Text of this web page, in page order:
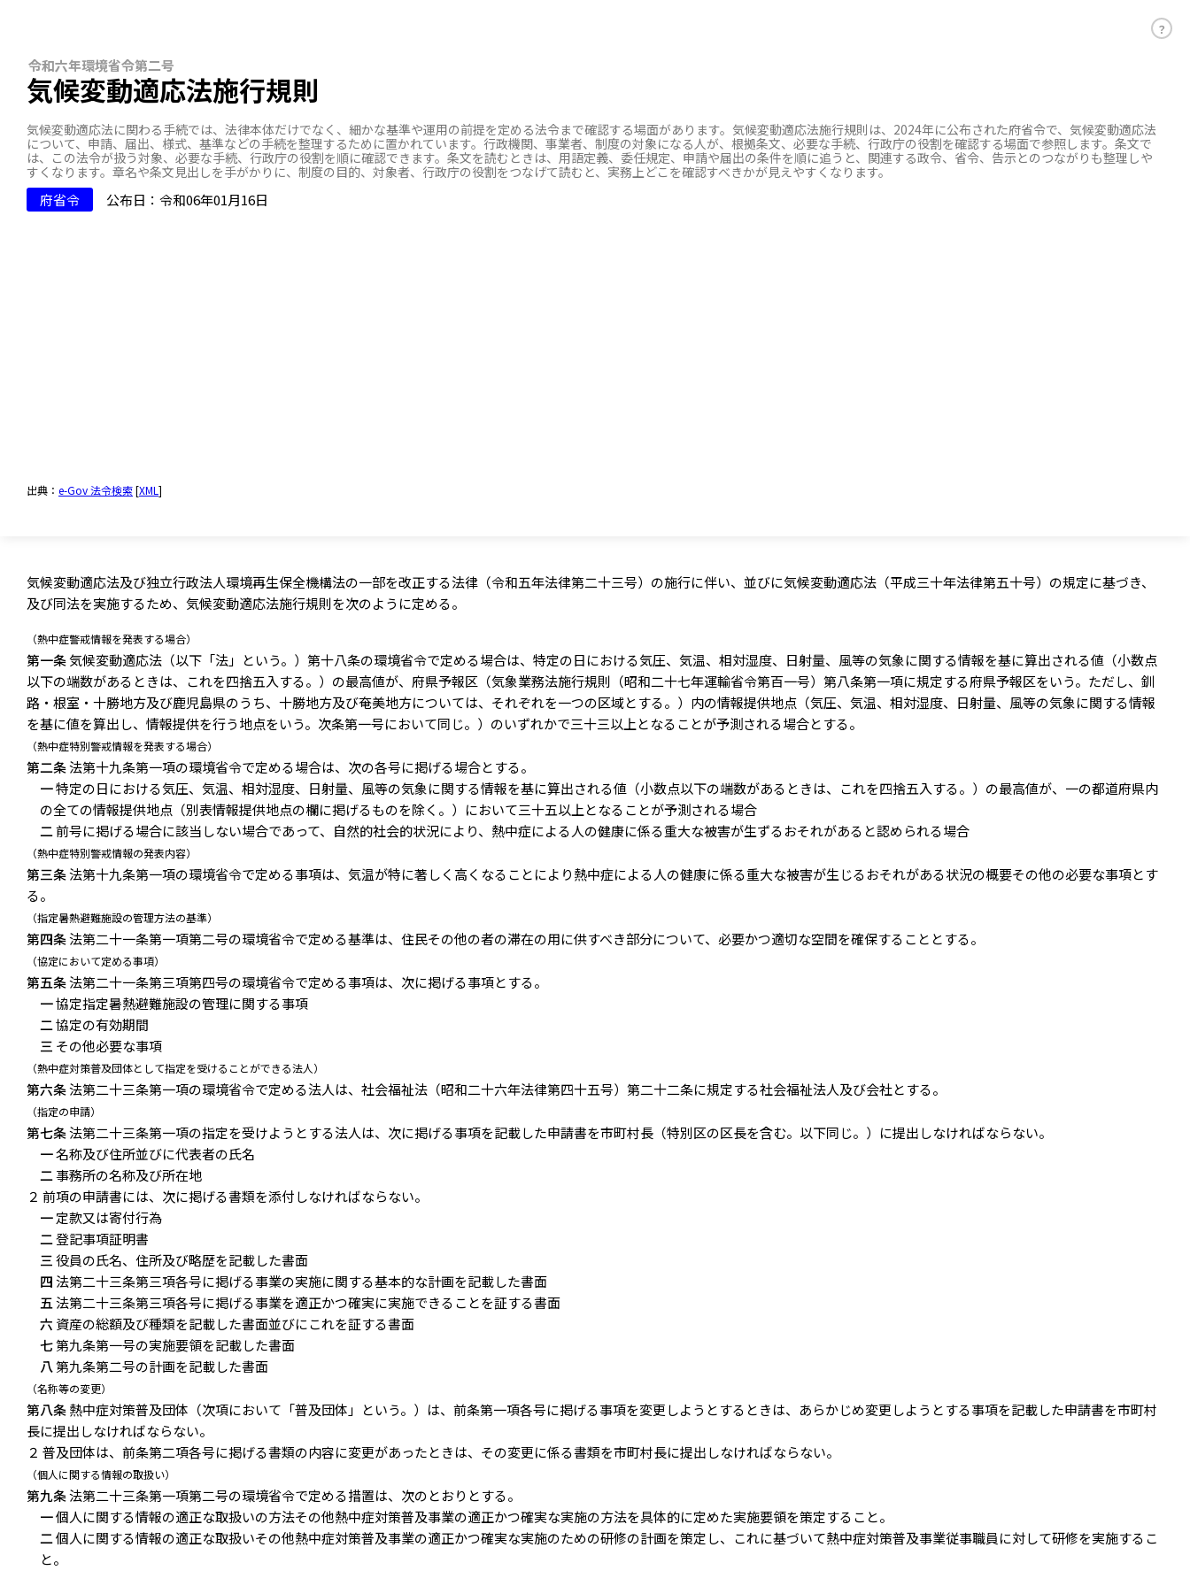
令和六年環境省令第二号
気候変動適応法施行規則
気候変動適応法に関わる手続では、法律本体だけでなく、細かな基準や運用の前提を定める法令まで確認する場面があります。気候変動適応法施行規則は、2024年に公布された府省令で、気候変動適応法
について、申請、届出、様式、基準などの手続を整理するために置かれています。行政機関、事業者、制度の対象になる人が、根拠条文、必要な手続、行政庁の役割を確認する場面で参照します。条文で
は、この法令が扱う対象、必要な手続、行政庁の役割を順に確認できます。条文を読むときは、用語定義、委任規定、申請や届出の条件を順に追うと、関連する政令、省令、告示とのつながりも整理しや
すくなります。章名や条文見出しを手がかりに、制度の目的、対象者、行政庁の役割をつなげて読むと、実務上どこを確認すべきかが見えやすくなります。
府省令 公布日：令和06年01月16日
出典： e-Gov 法令検索[XML ]
気候変動適応法及び独立行政法人環境再生保全機構法の一部を改正する法律（令和五年法律第二十三号）の施行に伴い、並びに気候変動適応法（平成三十年法律第五十号）の規定に基づき、
及び同法を実施するため、気候変動適応法施行規則を次のように定める。
（熱中症警戒情報を発表する場合）
第一条気候変動適応法（以下「法」という。）第十八条の環境省令で定める場合は、特定の日における気圧、気温、相対湿度、日射量、風等の気象に関する情報を基に算出される値（小数点
以下の端数があるときは、これを四捨五入する。）の最高値が、府県予報区（気象業務法施行規則（昭和二十七年運輸省令第百一号）第八条第一項に規定する府県予報区をいう。ただし、釧
路・根室・十勝地方及び鹿児島県のうち、十勝地方及び奄美地方については、それぞれを一つの区域とする。）内の情報提供地点（気圧、気温、相対湿度、日射量、風等の気象に関する情報
を基に値を算出し、情報提供を行う地点をいう。次条第一号において同じ。）のいずれかで三十三以上となることが予測される場合とする。
（熱中症特別警戒情報を発表する場合）
第二条法第十九条第一項の環境省令で定める場合は、次の各号に掲げる場合とする。
一特定の日における気圧、気温、相対湿度、日射量、風等の気象に関する情報を基に算出される値（小数点以下の端数があるときは、これを四捨五入する。）の最高値が、一の都道府県内
の全ての情報提供地点（別表情報提供地点の欄に掲げるものを除く。）において三十五以上となることが予測される場合
二前号に掲げる場合に該当しない場合であって、自然的社会的状況により、熱中症による人の健康に係る重大な被害が生ずるおそれがあると認められる場合
（熱中症特別警戒情報の発表内容）
第三条法第十九条第一項の環境省令で定める事項は、気温が特に著しく高くなることにより熱中症による人の健康に係る重大な被害が生じるおそれがある状況の概要その他の必要な事項とす
る。
（指定暑熱避難施設の管理方法の基準）
第四条法第二十一条第一項第二号の環境省令で定める基準は、住民その他の者の滞在の用に供すべき部分について、必要かつ適切な空間を確保することとする。
（協定において定める事項）
第五条法第二十一条第三項第四号の環境省令で定める事項は、次に掲げる事項とする。
一協定指定暑熱避難施設の管理に関する事項
二協定の有効期間
三 その他必要な事項
（熱中症対策普及団体として指定を受けることができる法人）
第六条法第二十三条第一項の環境省令で定める法人は、社会福祉法（昭和二十六年法律第四十五号）第二十二条に規定する社会福祉法人及び会社とする。
（指定の申請）
第七条法第二十三条第一項の指定を受けようとする法人は、次に掲げる事項を記載した申請書を市町村長（特別区の区長を含む。以下同じ。）に提出しなければならない。
一名称及び住所並びに代表者の氏名
二事務所の名称及び所在地
２ 前項の申請書には、次に掲げる書類を添付しなければならない。
一定款又は寄付行為
二登記事項証明書
三役員の氏名、住所及び略歴を記載した書面
四法第二十三条第三項各号に掲げる事業の実施に関する基本的な計画を記載した書面
五法第二十三条第三項各号に掲げる事業を適正かつ確実に実施できることを証する書面
六 資産の総額及び種類を記載した書面並びにこれを証する書面
七第九条第一号の実施要領を記載した書面
八第九条第二号の計画を記載した書面
（名称等の変更）
第八条熱中症対策普及団体（次項において「普及団体」という。）は、前条第一項各号に掲げる事項を変更しようとするときは、あらかじめ変更しようとする事項を記載した申請書を市町村
長に提出しなければならない。
２ 普及団体は、前条第二項各号に掲げる書類の内容に変更があったときは、その変更に係る書類を市町村長に提出しなければならない。
（個人に関する情報の取扱い）
第九条法第二十三条第一項第二号の環境省令で定める措置は、次のとおりとする。
一個人に関する情報の適正な取扱いの方法その他熱中症対策普及事業の適正かつ確実な実施の方法を具体的に定めた実施要領を策定すること。
二個人に関する情報の適正な取扱いその他熱中症対策普及事業の適正かつ確実な実施のための研修の計画を策定し、これに基づいて熱中症対策普及事業従事職員に対して研修を実施するこ
と。
？